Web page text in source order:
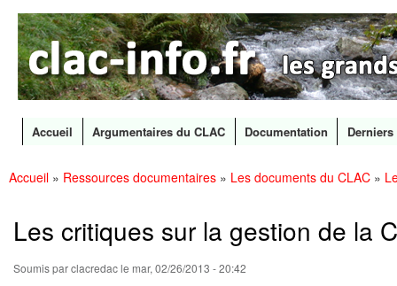
CLAC
Info
Les
grands
canaux
en
Menu principal
Accueil Argumentaires du CLAC Documentation
Accueil » Ressources documentaires » Les documents du CLAC »
Les critiques sur la gestion de la
Soumis parclacredacle mar, 02/26/2013 - 20:42